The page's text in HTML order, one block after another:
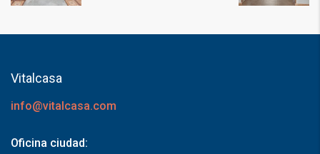
Vitalcasa
info@vitalcasa.com
Oficina ciudad: